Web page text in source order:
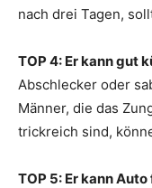
nach drei Tagen,
TOP 4: Er kann gut
Abschlecker oder
Männer, die das
trickreich sind,
TOP 5: Er kann